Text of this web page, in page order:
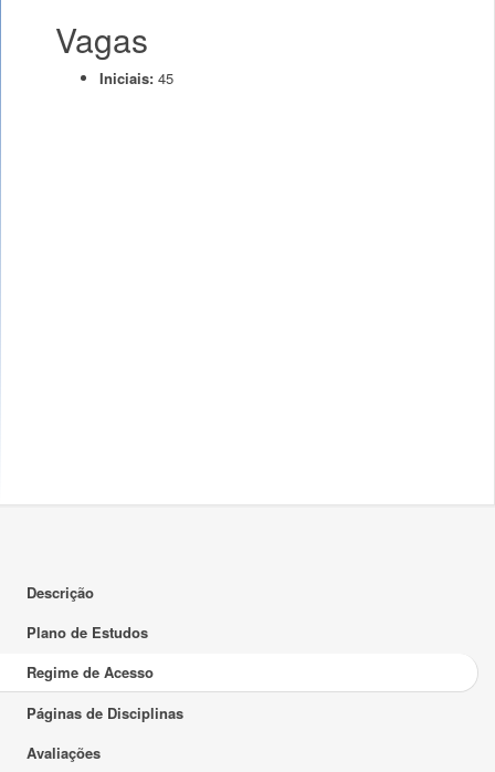
Vagas
Iniciais: 45
Descrição
Plano de Estudos
Regime de Acesso
Páginas de Disciplinas
Avaliações